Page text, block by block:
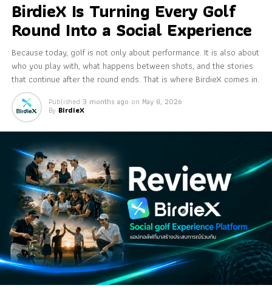
BirdieX Is Turning Every Golf
Round Into a Social Experience
Because today, golf is not only about performance. It is also about
who you play with, what happens between shots, and the stories
that continue after the round ends. That is where BirdieX comes in.
Published 3 months ago on May 8, 2026
By BirdieX